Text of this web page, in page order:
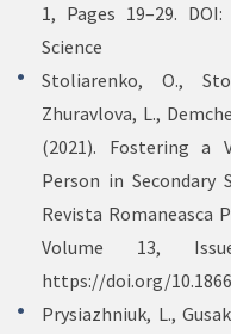
1, Pages 19–29. DOI:
Science
Stoliarenko, O.,
Zhuravlova, L.,
(2021). Fostering a
Person in Secondary
Revista Romaneasca
Volume 13,
https://doi.org/
Prysiazhniuk, L.,